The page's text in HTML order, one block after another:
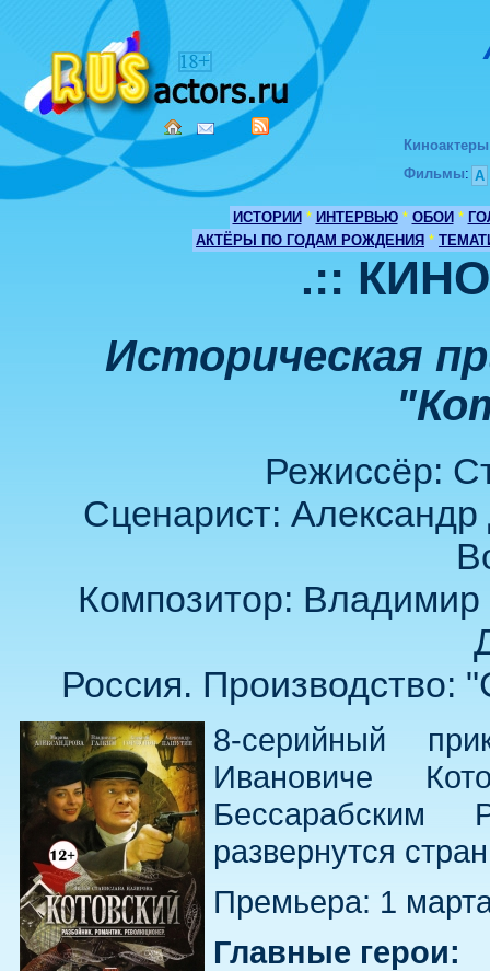
Киноактеры
Фильмы: А
ИСТОРИИ * ИНТЕРВЬЮ * ОБОИ *
АКТЁРЫ ПО ГОДАМ РОЖДЕНИЯ *
.::
Историческая
Режиссёр:
Сценарист:
Композитор:
Россия. Производство:
8-серийный
Ивановиче
развернутся
Премьера: 1
Главные герои: